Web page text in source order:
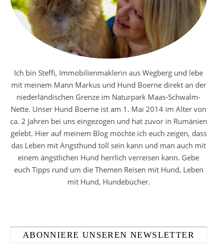
Ich bin Steffi, Immobilienmaklerin aus Wegberg und lebe
mit meinem Mann Markus und Hund Boerne direkt an der
niederländischen Grenze im Naturpark Maas-Schwalm-
Nette. Unser Hund Boerne ist am 1. Mai 2014 im Alter von
ca. 2 Jahren bei uns eingezogen und hat zuvor in Rumänien
gelebt. Hier auf meinem Blog möchte ich euch zeigen, dass
das Leben mit Angsthund toll sein kann und man auch mit
einem ängstlichen Hund herrlich verreisen kann. Gebe
euch Tipps rund um die Themen Reisen mit Hund, Leben
mit Hund, Hundebücher.
ABONNIERE UNSEREN NEWSLETTER